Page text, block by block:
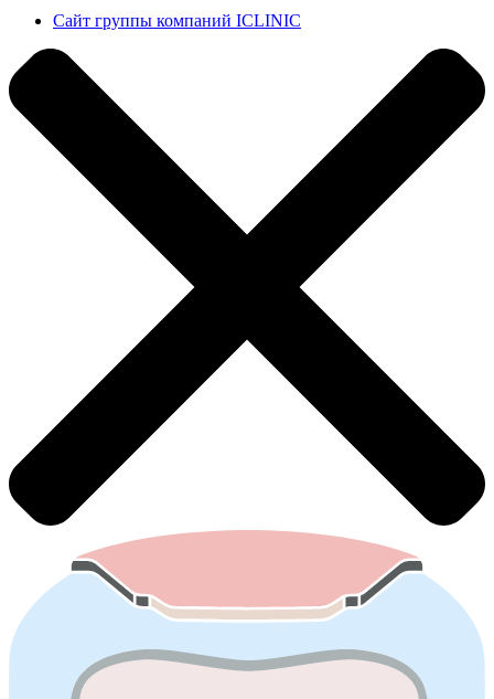
Сайт группы компаний ICLINIC